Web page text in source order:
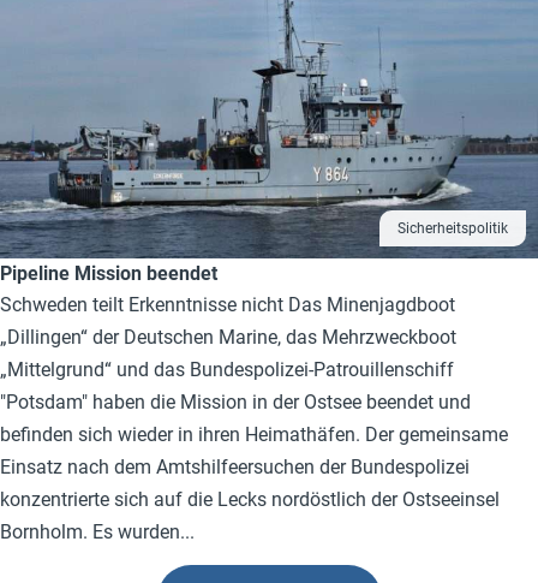
Sicherheitspolitik
Pipeline Mission beendet
Schweden teilt Erkenntnisse nicht Das Minenjagdboot
„Dillingen“ der Deutschen Marine, das Mehrzweckboot
„Mittelgrund“ und das Bundespolizei-Patrouillenschiff
"Potsdam" haben die Mission in der Ostsee beendet und
befinden sich wieder in ihren Heimathäfen. Der gemeinsame
Einsatz nach dem Amtshilfeersuchen der Bundespolizei
konzentrierte sich auf die Lecks nordöstlich der Ostseeinsel
Bornholm. Es wurden...